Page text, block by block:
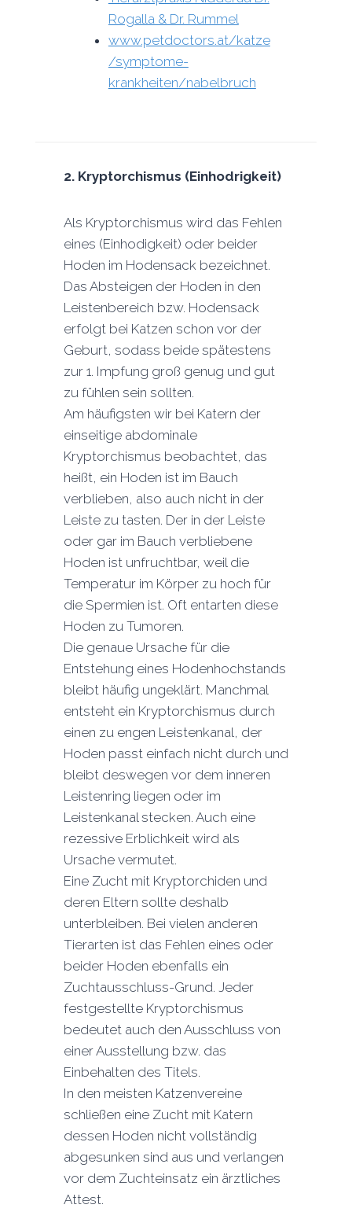
Rogalla & Dr. Rummel
www.petdoctors.at/katze
/symptome-
krankheiten/nabelbruch
2. Kryptorchismus (Einhodrigkeit)
Als Kryptorchismus wird das Fehlen
eines (Einhodigkeit) oder beider
Hoden im Hodensack bezeichnet.
Das Absteigen der Hoden in den
Leistenbereich bzw. Hodensack
erfolgt bei Katzen schon vor der
Geburt, sodass beide spätestens
zur 1. Impfung groß genug und gut
zu fühlen sein sollten.
Am häufigsten wir bei Katern der
einseitige abdominale
Kryptorchismus beobachtet, das
heißt, ein Hoden ist im Bauch
verblieben, also auch nicht in der
Leiste zu tasten. Der in der Leiste
oder gar im Bauch verbliebene
Hoden ist unfruchtbar, weil die
Temperatur im Körper zu hoch für
die Spermien ist. Oft entarten diese
Hoden zu Tumoren.
Die genaue Ursache für die
Entstehung eines Hodenhochstands
bleibt häufig ungeklärt. Manchmal
entsteht ein Kryptorchismus durch
einen zu engen Leistenkanal, der
Hoden passt einfach nicht durch und
bleibt deswegen vor dem inneren
Leistenring liegen oder im
Leistenkanal stecken. Auch eine
rezessive Erblichkeit wird als
Ursache vermutet.
Eine Zucht mit Kryptorchiden und
deren Eltern sollte deshalb
unterbleiben. Bei vielen anderen
Tierarten ist das Fehlen eines oder
beider Hoden ebenfalls ein
Zuchtausschluss-Grund. Jeder
festgestellte Kryptorchismus
bedeutet auch den Ausschluss von
einer Ausstellung bzw. das
Einbehalten des Titels.
In den meisten Katzenvereine
schließen eine Zucht mit Katern
dessen Hoden nicht vollständig
abgesunken sind aus und verlangen
vor dem Zuchteinsatz ein ärztliches
Attest.